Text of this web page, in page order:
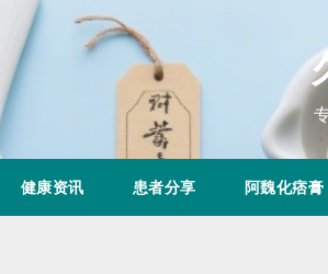
健康资讯 患者分享 阿魏化痞膏